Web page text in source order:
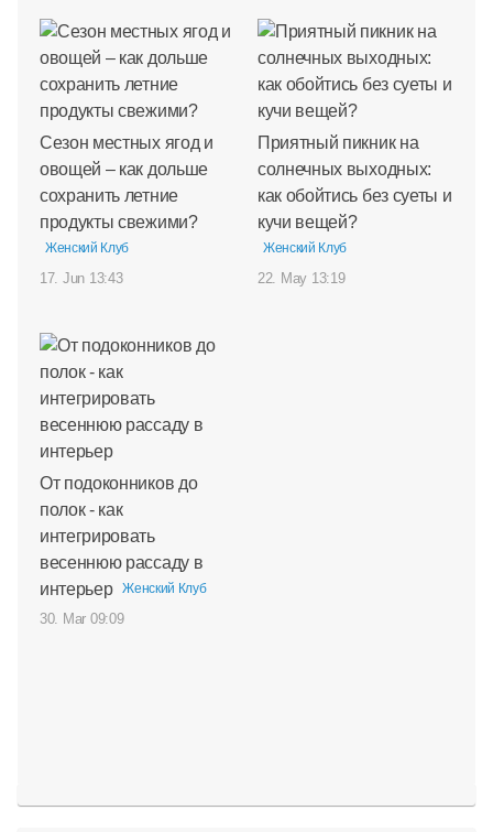
Сезон местных ягод и
овощей – как дольше
сохранить летние
продукты свежими?
Женский Клуб
17. Jun 13:43
Приятный пикник на
солнечных выходных:
как обойтись без суеты и
кучи вещей?
Женский Клуб
22. May 13:19
От подоконников до
полок - как
интегрировать
весеннюю рассаду в
интерьер
Женский Клуб
30. Mar 09:09